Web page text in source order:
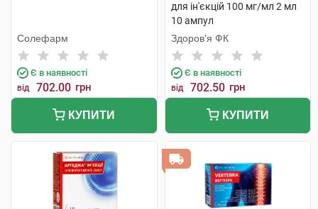
Солефарм
Є в наявності
від 702.00 грн
КУПИТИ
для ін'єкцій 100 мг/мл 2 мл
10 ампул
Здоров'я ФК
Є в наявності
від 702.50 грн
КУПИТИ